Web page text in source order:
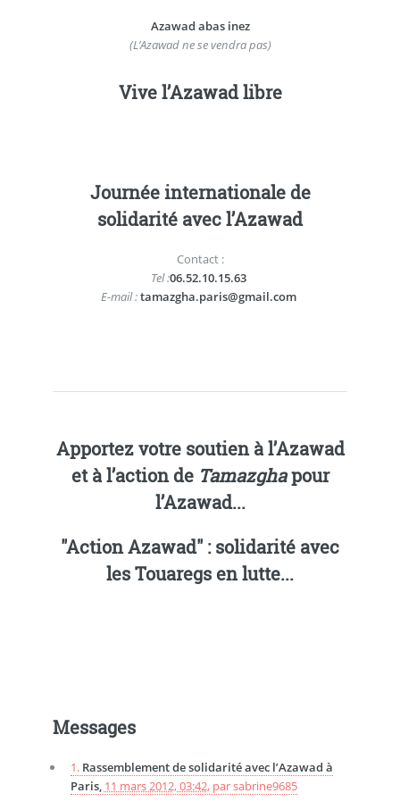
Azawad abas inez
(L’Azawad ne se vendra pas)
Vive l’Azawad libre
Journée internationale de
solidarité avec l’Azawad
Contact :
Tel :06.52.10.15.63
E-mail :tamazgha.paris@gmail.com
Apportez votre soutien à l’Azawad
et à l’action de Tamazghapour
l’Azawad...
"Action Azawad" : solidarité avec
les Touaregs en lutte...
Messages
1. Rassemblement de solidarité avec l’Azawad à
Paris, 11 mars 2012, 03:42, parsabrine9685